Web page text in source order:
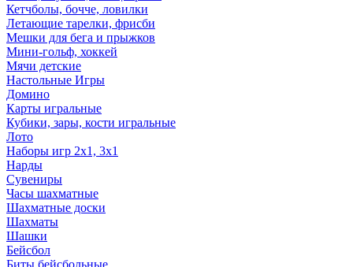
Кетчболы, бочче, ловилки
Летающие тарелки, фрисби
Мешки для бега и прыжков
Мини-гольф, хоккей
Мячи детские
Настольные Игры
Домино
Карты игральные
Кубики, зары, кости игральные
Лото
Наборы игр 2х1, 3х1
Нарды
Сувениры
Часы шахматные
Шахматные доски
Шахматы
Шашки
Бейсбол
Биты бейсбольные